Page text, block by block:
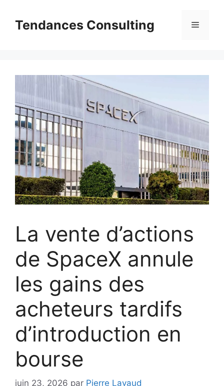
contenuTendances Consulting Menu
La vente d’actions
de SpaceX annule
les gains des
acheteurs tardifs
d’introduction en
bourse
juin 23, 2026 par Pierre Lavaud